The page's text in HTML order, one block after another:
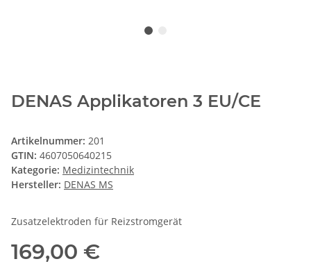
DENAS Applikatoren 3 EU/CE
Artikelnummer: 201
GTIN: 4607050640215
Kategorie: Medizintechnik
Hersteller: DENAS MS
Zusatzelektroden für Reizstromgerät
169,00 €